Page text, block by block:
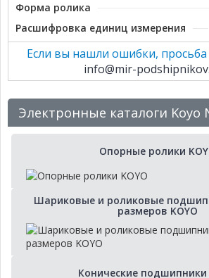
Форма ролика
Расшифровка единиц измерения
Если вы нашли ошибки, просьба
info@mir-
Электронные каталоги Koyo
Опорные ролики
Шариковые и роликовые
размеров KOYO
Конические подшипники